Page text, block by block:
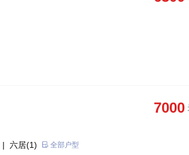
7000
| 六居(1) 全部户型